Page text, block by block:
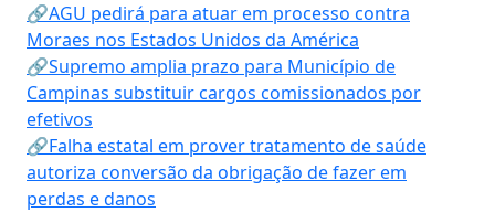
🔗AGU pedirá para atuar em processo contra
Moraes nos Estados Unidos da América
🔗Supremo amplia prazo para Município de
Campinas substituir cargos comissionados por
efetivos
🔗Falha estatal em prover tratamento de saúde
autoriza conversão da obrigação de fazer em
perdas e danos